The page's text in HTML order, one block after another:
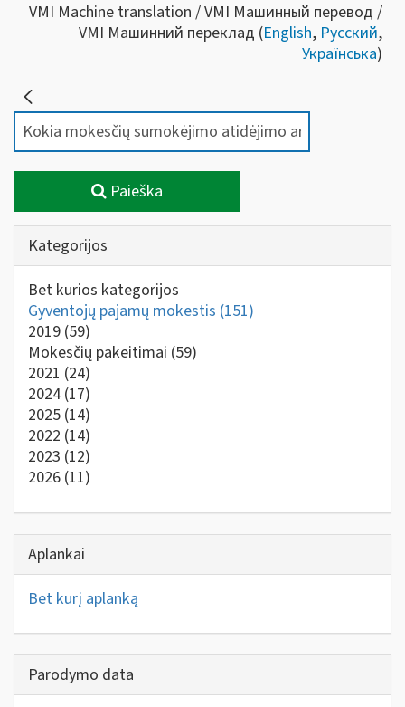
VMI Machine translation / VMI Машинный перевод /
VMI Машинний переклад (English, Русский,
Українська)
Paieška
Kategorijos
Bet kurios kategorijos
Gyventojų pajamų mokestis (151)
2019 (59)
Mokesčių pakeitimai (59)
2021 (24)
2024 (17)
2025 (14)
2022 (14)
2023 (12)
2026 (11)
Aplankai
Bet kurį aplanką
Parodymo data